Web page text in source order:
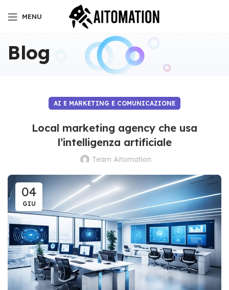
MENU
Blog
AI E MARKETING E COMUNICAZIONE
Local marketing agency che usa
l’intelligenza artificiale
Team Aitomation
04
GIU